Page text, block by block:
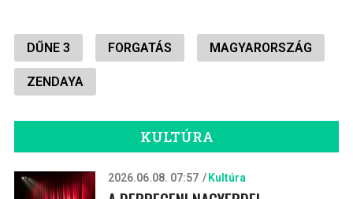
DŰNE 3 FORGATÁS MAGYARORSZÁG
ZENDAYA
KULTÚRA
2026.06.08. 07:57 Kultúra